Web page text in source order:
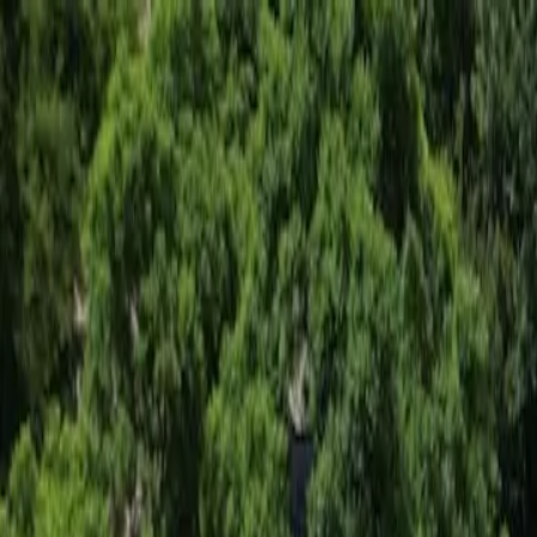
Pelaajille
Varaa padel-kentät
Varaa tennis-kentät
Varaa tennis-kentät
Etsi klubi
Pelaajille
Varaa padel-kentät
Varaa tennis-kentät
Varaa tennis-kentät
Etsi klubi
Klubeille
Playtomic Manager
Playtomic Coach
Academy
Hinnat
Klubeille
Playtomic Manager
Playtomic Coach
Academy